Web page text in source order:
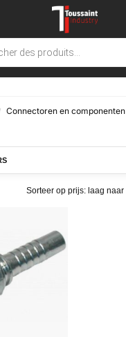
JIS
/ Connectoren en componenten